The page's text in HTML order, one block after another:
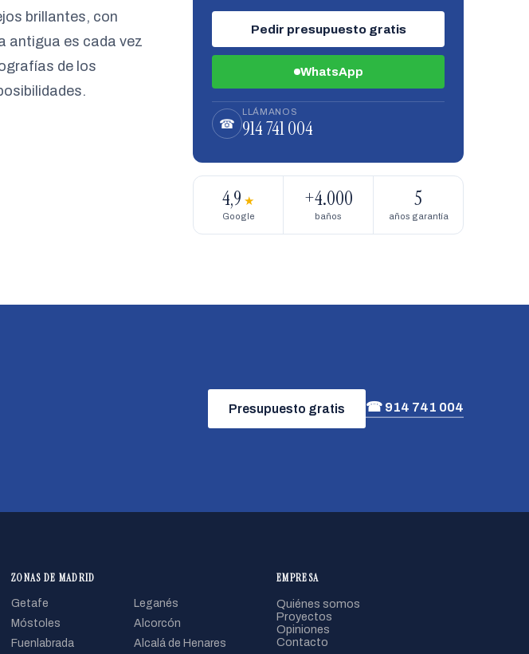
brillantes, con
antigua es cada vez
de los
Pedir presupuesto gratis
WhatsApp
☎
LLÁMANOS
914 741 004
4,9 ★
Google
+4.000
baños
5
años garantía
Presupuesto gratis ☎ 914 741 004
ZONAS DE MADRID
Getafe
Leganés
Móstoles
Alcorcón
Fuenlabrada
Alcalá de Henares
EMPRESA
Quiénes somos
Proyectos
Opiniones
Contacto